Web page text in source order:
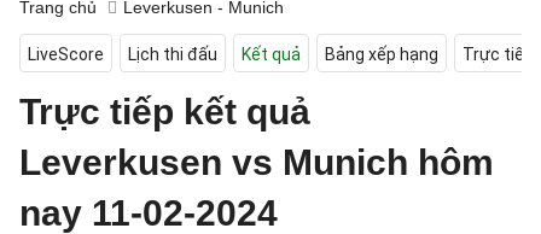
Trang chủ Leverkusen - Munich
LiveScore Lịch thi đấu Kết quả Bảng xếp hạng Trực tiếp
Trực tiếp kết quả
Leverkusen vs Munich hôm
nay 11-02-2024